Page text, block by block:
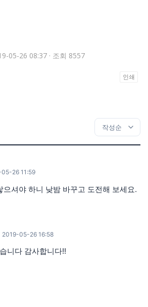
05-26 08:37 · 조회 8557
인쇄
26 11:59
으셔야 하니 낮밤 바꾸고 도전해 보세요.
2019-05-26 16:58
니다 감사합니다!!